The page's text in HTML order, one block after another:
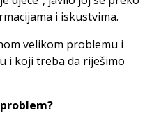
i iskustvima.
velikom problemu i
i koji treba da riješimo